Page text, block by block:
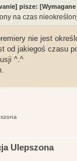
pisze:
na czas
nie jest
od jakiegoś czasu
^.^
Ulepszona